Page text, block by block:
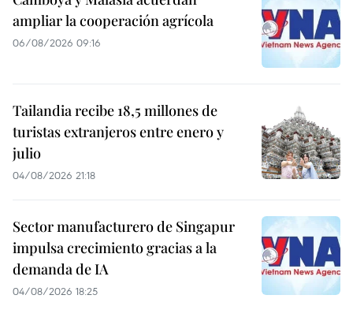
ampliar la cooperación agrícola
06/08/2026 09:16
Tailandia recibe 18,5 millones de
turistas extranjeros entre enero y
julio
04/08/2026 21:18
Sector manufacturero de Singapur
impulsa crecimiento gracias a la
demanda de IA
04/08/2026 18:25